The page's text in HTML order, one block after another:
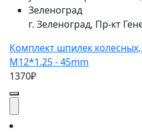
Зеленоград
г. Зеленоград, Пр-кт
Комплект шпилек
М12*1.25 - 45mm
1370₽